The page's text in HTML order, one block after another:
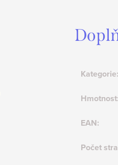
Kategorie:
Hmotnost:
EAN:
Počet